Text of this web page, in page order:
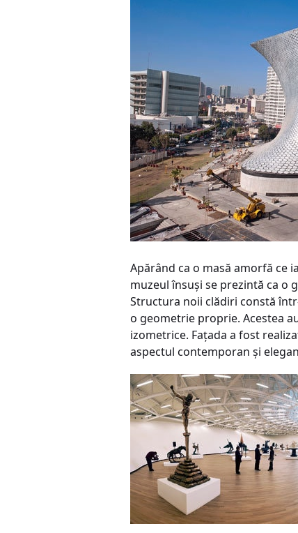
Apărând ca o masă amorfă ce
muzeul însuşi se prezintă ca o
Structura noii clădiri constă
o geometrie proprie. Acestea
izometrice. Faţada a fost
aspectul contemporan şi